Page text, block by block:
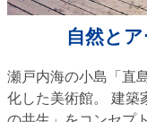
自然と
瀬戸内海の小島「直
化した美術館。 建築